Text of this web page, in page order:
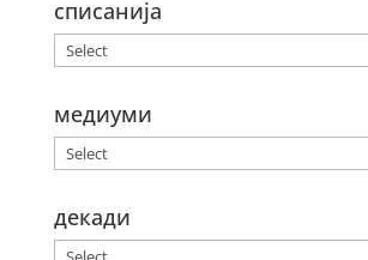
списанија
медиуми
декади